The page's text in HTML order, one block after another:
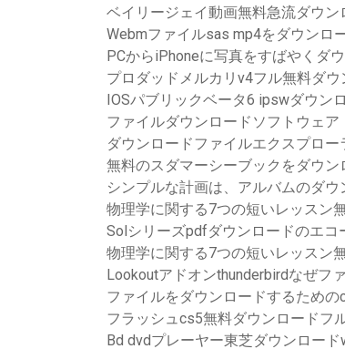
ベイリージェイ動画無料急流ダウン
Webmファイルsas mp4をダウンロ
PCからiPhoneに写真をすばやくダ
プロダッドメルカリv4フル無料ダウ
IOSパブリックベータ6 ipswダウン
ファイルダウンロードソフトウェア
ダウンロードファイルエクスプロー
無料のスダマーシーブックをダウン
シンプルな計画は、アルバムのダ
物理学に関する7つの短いレッスン
Solシリーズpdfダウンロードのエコ
物理学に関する7つの短いレッスン
Lookoutアドオンthunderbirdなぜフ
ファイルをダウンロードするための
フラッシュcs5無料ダウンロードフ
Bd dvdプレーヤー東芝ダウンロー